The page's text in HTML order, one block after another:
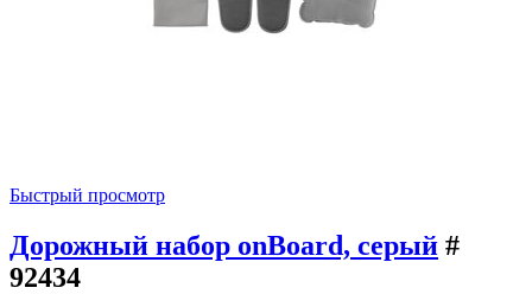
Быстрый просмотр
Дорожный набор onBoard, серый #
92434